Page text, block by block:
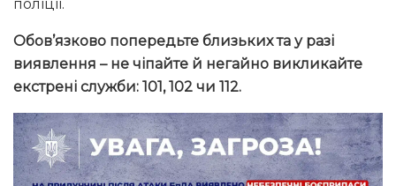
поліції.
Обов’язково попередьте близьких та у разі
виявлення – не чіпайте й негайно викликайте
екстрені служби: 101, 102 чи 112.